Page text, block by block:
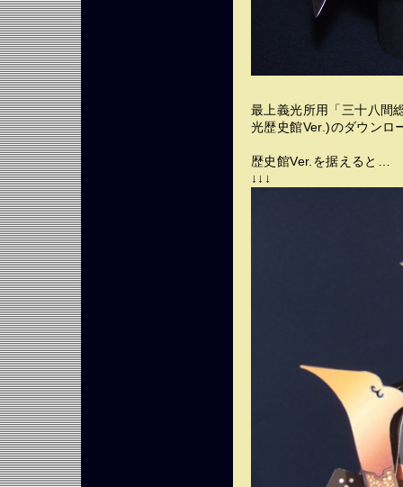
最上義光所用「三十八間
光歴史館Ver.)のダウンロ
歴史館Ver.を据えると…
↓↓↓